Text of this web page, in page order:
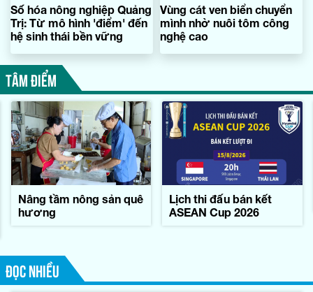
Số hóa nông nghiệp Quảng
Trị: Từ mô hình 'điểm' đến
hệ sinh thái bền vững
Vùng cát ven biển chuyển
mình nhờ nuôi tôm công
nghệ cao
TÂM ĐIỂM
Nâng tầm nông sản quê
hương
Lịch thi đấu bán kết
ASEAN Cup 2026
ĐỌC NHIỀU